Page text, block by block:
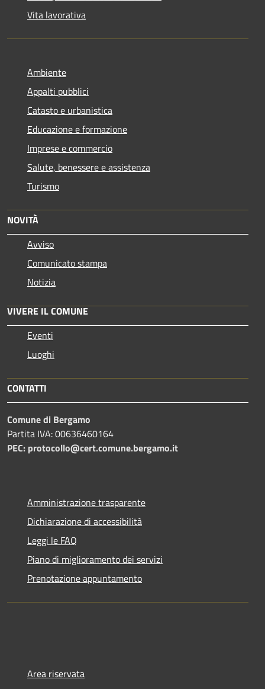
Vita lavorativa
Ambiente
Appalti pubblici
Catasto e urbanistica
Educazione e formazione
Imprese e commercio
Salute, benessere e assistenza
Turismo
NOVITÀ
Avviso
Comunicato stampa
Notizia
VIVERE IL COMUNE
Eventi
Luoghi
CONTATTI
Comune di Bergamo
Partita IVA: 00636460164
PEC: protocollo@cert.comune.bergamo.it
Amministrazione trasparente
Dichiarazione di accessibilità
Leggi le FAQ
Piano di miglioramento dei servizi
Prenotazione appuntamento
Area riservata